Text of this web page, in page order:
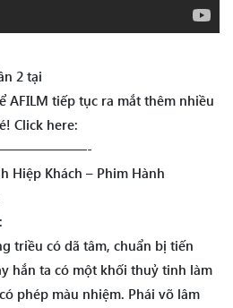
2 tại
AFILM tiếp tục ra mắt thêm nhiều
Click here:
Hiệp Khách – Phim Hành
triều có dã tâm, chuẩn bị tiến
hắn ta có một khối thuỷ tinh làm
phép màu nhiệm. Phái võ lâm